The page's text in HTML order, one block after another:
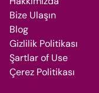
Bize Ulaşın
Blog
Gizlilik Politikası
Şartlar of Use
Çerez Politikası